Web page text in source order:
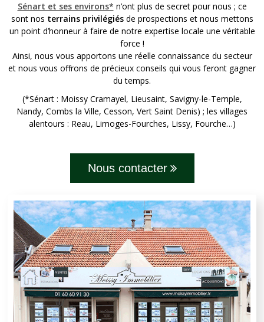
Sénart et ses environs* n’ont plus de secret pour nous ; ce
sont nos terrains privilégiésde prospections et nous mettons
un point d’honneur à faire de notre expertise locale une véritable
force !
Ainsi, nous vous apportons une réelle connaissance du secteur
et nous vous offrons de précieux conseils qui vous feront gagner
du temps.
(*Sénart : Moissy Cramayel, Lieusaint, Savigny-le-Temple,
Nandy, Combs la Ville, Cesson, Vert Saint Denis) ; les villages
alentours : Reau, Limoges-Fourches, Lissy, Fourche…)
Nous contacter